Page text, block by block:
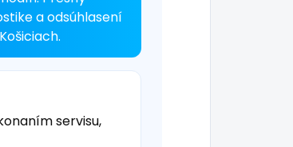
a odsúhlasení
servisu,